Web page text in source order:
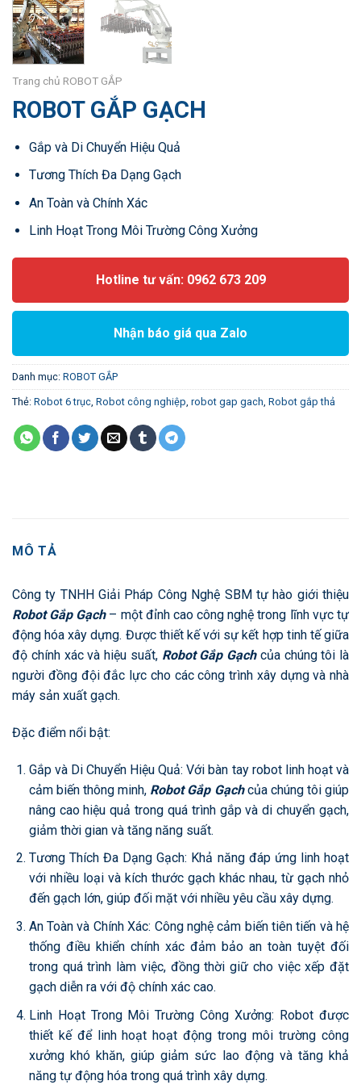
Trang chủ ROBOT GẮP
ROBOT GẮP GẠCH
Gắp và Di Chuyển Hiệu Quả
Tương Thích Đa Dạng Gạch
An Toàn và Chính Xác
Linh Hoạt Trong Môi Trường Công Xưởng
Hotline tư vấn: 0962 673 209
Nhận báo giá qua Zalo
Danh mục: ROBOT GẮP
Thẻ: Robot 6 trục, Robot công nghiệp, robot gap gach, Robot gắp thả
MÔ TẢ
Công ty TNHH Giải Pháp Công Nghệ SBM tự hào giới thiệu
Robot Gắp Gạch– một đỉnh cao công nghệ trong lĩnh vực tự
động hóa xây dựng. Được thiết kế với sự kết hợp tinh tế giữa
độ chính xác và hiệu suất, Robot Gắp Gạch của chúng tôi là
người đồng đội đắc lực cho các công trình xây dựng và nhà
máy sản xuất gạch.
Đặc điểm nổi bật:
Gắp và Di Chuyển Hiệu Quả: Với bàn tay robot linh hoạt và
cảm biến thông minh, Robot Gắp Gạchcủa chúng tôi giúp
nâng cao hiệu quả trong quá trình gắp và di chuyển gạch,
giảm thời gian và tăng năng suất.
Tương Thích Đa Dạng Gạch: Khả năng đáp ứng linh hoạt
với nhiều loại và kích thước gạch khác nhau, từ gạch nhỏ
đến gạch lớn, giúp đối mặt với nhiều yêu cầu xây dựng.
An Toàn và Chính Xác: Công nghệ cảm biến tiên tiến và hệ
thống điều khiển chính xác đảm bảo an toàn tuyệt đối
trong quá trình làm việc, đồng thời giữ cho việc xếp đặt
gạch diễn ra với độ chính xác cao.
Linh Hoạt Trong Môi Trường Công Xưởng: Robot được
thiết kế để linh hoạt hoạt động trong môi trường công
xưởng khó khăn, giúp giảm sức lao động và tăng khả
năng tự động hóa trong quá trình xây dựng.